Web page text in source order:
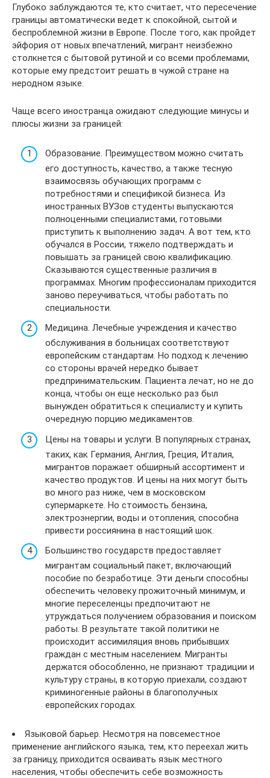
Глубоко заблуждаются те, кто считает, что пересечение
границы автоматически ведет к спокойной, сытой и
беспроблемной жизни в Европе. После того, как пройдет
эйфория от новых впечатлений, мигрант неизбежно
столкнется с бытовой рутиной и со всеми проблемами,
которые ему предстоит решать в чужой стране на
неродном языке.
Чаще всего иностранца ожидают следующие минусы и
плюсы жизни за границей:
Образование. Преимуществом можно считать
его доступность, качество, а также тесную
взаимосвязь обучающих программ с
потребностями и спецификой бизнеса. Из
иностранных ВУЗов студенты выпускаются
полноценными специалистами, готовыми
приступить к выполнению задач. А вот тем, кто
обучался в России, тяжело подтверждать и
повышать за границей свою квалификацию.
Сказываются существенные различия в
программах. Многим профессионалам приходится
заново переучиваться, чтобы работать по
специальности.
Медицина. Лечебные учреждения и качество
обслуживания в больницах соответствуют
европейским стандартам. Но подход к лечению
со стороны врачей нередко бывает
предпринимательским. Пациента лечат, но не до
конца, чтобы он еще несколько раз был
вынужден обратиться к специалисту и купить
очередную порцию медикаментов.
Цены на товары и услуги. В популярных странах,
таких, как Германия, Англия, Греция, Италия,
мигрантов поражает обширный ассортимент и
качество продуктов. И цены на них могут быть
во много раз ниже, чем в московском
супермаркете. Но стоимость бензина,
электроэнергии, воды и отопления, способна
привести россиянина в настоящий шок.
Большинство государств предоставляет
мигрантам социальный пакет, включающий
пособие по безработице. Эти деньги способны
обеспечить человеку прожиточный минимум, и
многие переселенцы предпочитают не
утруждаться получением образования и поиском
работы. В результате такой политики не
происходит ассимиляция вновь прибывших
граждан с местным населением. Мигранты
держатся обособленно, не признают традиции и
культуру страны, в которую приехали, создают
криминогенные районы в благополучных
европейских городах.
Языковой барьер. Несмотря на повсеместное
применение английского языка, тем, кто переехал жить
за границу, приходится осваивать язык местного
населения, чтобы обеспечить себе возможность